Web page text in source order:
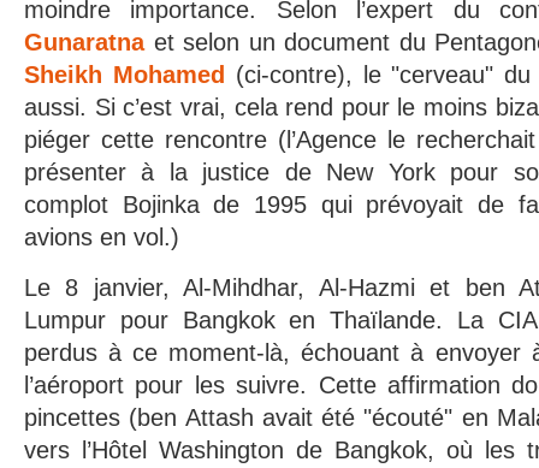
moindre importance. Selon l’expert du
Gunaratnaet selon un document du
Sheikh Mohamed
(ci-contre), le "cerveau"
aussi. Si c’est vrai, cela rend pour le moins
piéger cette rencontre (l’Agence le
présenter à la justice de New York pour
complot Bojinka de 1995 qui prévoyait de
avions en vol.)
Le 8 janvier, Al-Mihdhar, Al-Hazmi et ben
Lumpur pour Bangkok en Thaïlande. La
perdus à ce moment-là, échouant à envoyer
l’aéroport pour les suivre. Cette affirmation
pincettes (ben Attash avait été "écouté" en
vers l’Hôtel Washington de Bangkok, où les